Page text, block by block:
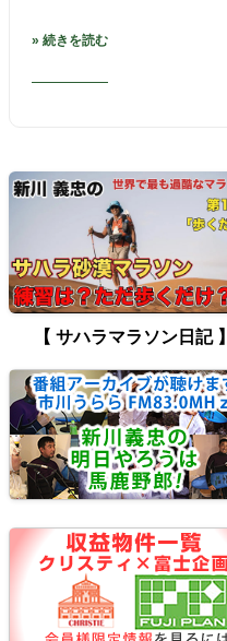
» 続きを読む
【 サハラマラソン日記 】